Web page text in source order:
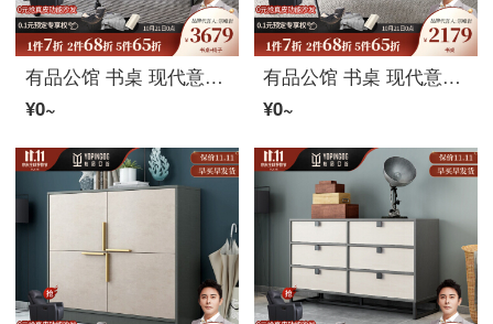
有品公馆 书桌 现代意式轻奢极简书桌简约现代带抽屉办公桌家用电脑学习桌书房写字台 书桌（160*60*72） 书桌+真皮椅子
¥0~
有品公馆 书桌 现代意式极简书桌简约现代设计师办公桌北欧轻奢电脑桌家用书房写字台 书桌（140*60*75） 书桌+B款餐椅
¥0~